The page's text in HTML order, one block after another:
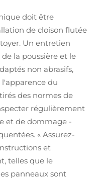
doit être
de cloison flutée
Un entretien
la poussière et le
non abrasifs,
du
des normes de
régulièrement
et de dommage -
« Assurez-
et
telles que le
panneaux sont